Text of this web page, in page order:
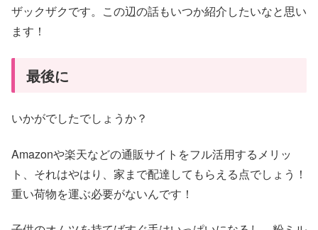
ザックザクです。この辺の話もいつか紹介したいなと思い
ます！
最後に
いかがでしたでしょうか？
Amazonや楽天などの通販サイトをフル活用するメリッ
ト、それはやはり、家まで配達してもらえる点でしょう！
重い荷物を運ぶ必要がないんです！